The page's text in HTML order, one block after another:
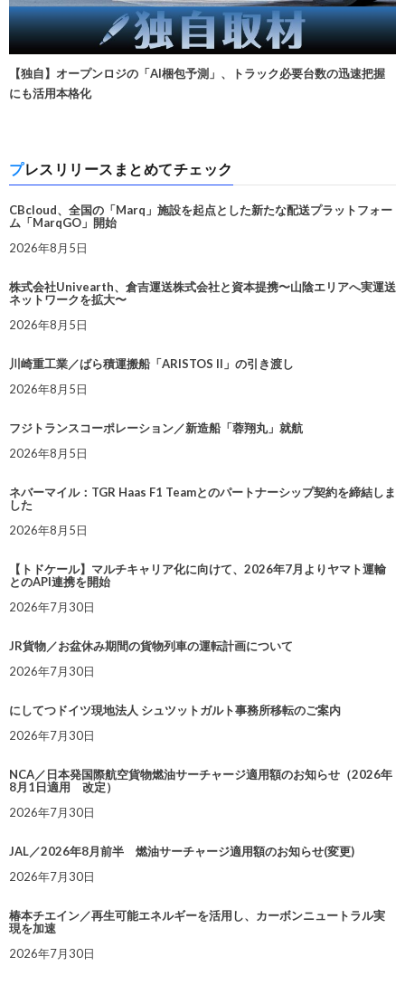
【独自】オープンロジの「AI梱包予測」、トラック必要台数の迅速把握
にも活用本格化
プレスリリースまとめてチェック
CBcloud、全国の「Marq」施設を起点とした新たな配送プラットフォー
ム「MarqGO」開始
2026年8月5日
株式会社Univearth、倉吉運送株式会社と資本提携〜山陰エリアへ実運送
ネットワークを拡大〜
2026年8月5日
川崎重工業／ばら積運搬船「ARISTOS II」の引き渡し
2026年8月5日
フジトランスコーポレーション／新造船「蓉翔丸」就航
2026年8月5日
ネバーマイル：TGR Haas F1 Teamとのパートナーシップ契約を締結しま
した
2026年8月5日
【トドケール】マルチキャリア化に向けて、2026年7月よりヤマト運輸
とのAPI連携を開始
2026年7月30日
JR貨物／お盆休み期間の貨物列車の運転計画について
2026年7月30日
にしてつドイツ現地法人 シュツットガルト事務所移転のご案内
2026年7月30日
NCA／日本発国際航空貨物燃油サーチャージ適用額のお知らせ（2026年
8月1日適用 改定）
2026年7月30日
JAL／2026年8月前半 燃油サーチャージ適用額のお知らせ(変更)
2026年7月30日
椿本チエイン／再生可能エネルギーを活用し、カーボンニュートラル実
現を加速
2026年7月30日